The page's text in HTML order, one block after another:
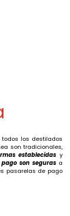
los destilados
son tradicionales,
establecidas y
son seguras a
pasarelas de pago